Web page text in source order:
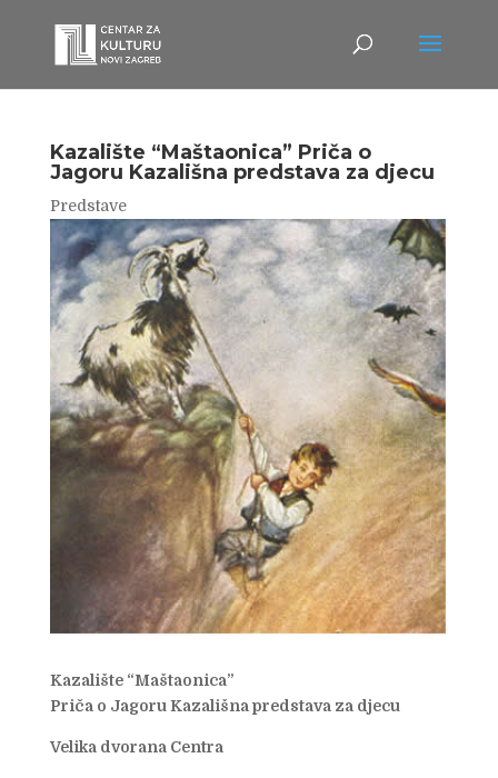
Kazalište “Maštaonica” Priča o
Jagoru Kazališna predstava za djecu
Predstave
Kazalište “Maštaonica”
Priča o Jagoru Kazališna predstava za djecu
Velika dvorana Centra